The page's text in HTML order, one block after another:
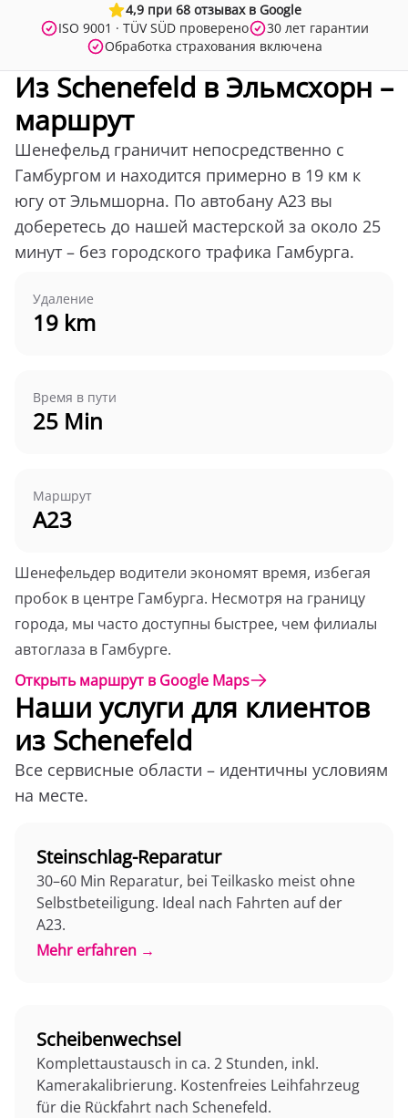
4,9 при 68 отзывах в Google
ISO 9001 · TÜV SÜD проверено
30 лет гарантии
Обработка страхования включена
Из Schenefeld в Эльмсхорн –
маршрут
Шенефельд граничит непосредственно с
Гамбургом и находится примерно в 19 км к
югу от Эльмшорна. По автобану A23 вы
доберетесь до нашей мастерской за около 25
минут – без городского трафика Гамбурга.
Удаление
19 km
Время в пути
25 Min
Маршрут
A23
Шенефельдер водители экономят время, избегая
пробок в центре Гамбурга. Несмотря на границу
города, мы часто доступны быстрее, чем филиалы
автоглаза в Гамбурге.
Открыть маршрут в Google Maps
Наши услуги для клиентов
из Schenefeld
Все сервисные области – идентичны условиям
на месте.
Steinschlag-Reparatur
30–60 Min Reparatur, bei Teilkasko meist ohne
Selbstbeteiligung. Ideal nach Fahrten auf der
A23.
Mehr erfahren →
Scheibenwechsel
Komplettaustausch in ca. 2 Stunden, inkl.
Kamerakalibrierung. Kostenfreies Leihfahrzeug
für die Rückfahrt nach Schenefeld.